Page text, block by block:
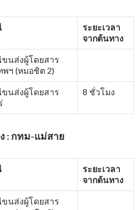
ระยะเวลา
จากต้นทาง
นส่งผู้โดยสาร
พฯ (หมอชิต 2)
นส่งผู้โดยสาร
8 ชั่วโมง
: กทม-แม่สาย
ระยะเวลา
จากต้นทาง
นส่งผู้โดยสาร